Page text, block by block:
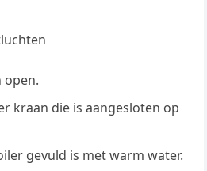
open.
kraan die is aangesloten op
gevuld is met warm water.